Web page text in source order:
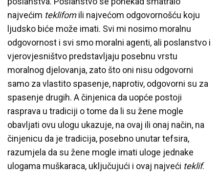
najvećim teklifomili najvećom odgovornošću koju
ljudsko biće može imati. Svi mi nosimo moralnu
odgovornost i svi smo moralni agenti, ali poslanstvo i
vjerovjesništvo predstavljaju posebnu vrstu
moralnog djelovanja, zato što oni nisu odgovorni
samo za vlastito spasenje, naprotiv, odgovorni su za
spasenje drugih. A činjenica da uopće postoji
rasprava u tradiciji o tome da li su žene mogle
obavljati ovu ulogu ukazuje, na ovaj ili onaj način, na
činjenicu da je tradicija, posebno unutar tefsira,
razumjela da su žene mogle imati uloge jednake
ulogama muškaraca, uključujući i ovaj najveći teklif.